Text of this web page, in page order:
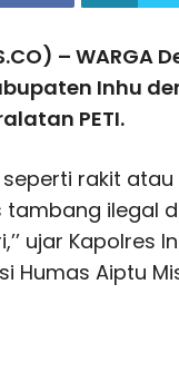
–
Inhu
PETI.
seperti rakit
ilegal
ujar Kapolres
Humas Aiptu